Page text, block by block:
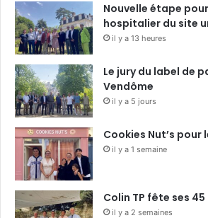
Nouvelle étape
hospitalier du site
il y a 13 heures
Le jury du label de
Vendôme
il y a 5 jours
Cookies Nut’s pour
il y a 1 semaine
Colin TP fête ses 45
il y a 2 semaines